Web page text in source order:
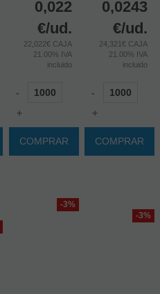
0,022
€/ud.
22,022€ CAJA
21.00% IVA
incluido
-
+
COMPRAR
0,0243
€/ud.
24,321€ CAJA
21.00% IVA
incluido
-
+
COMPRAR
-3%
-3%